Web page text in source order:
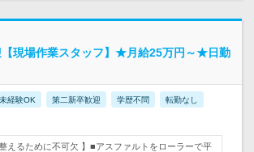
【現場作業スタッフ】★月給25万円～★日勤
経験OK 第二新卒歓迎 学歴不問 転勤なし
整えるために不可欠 】■アスファルトをローラーで平